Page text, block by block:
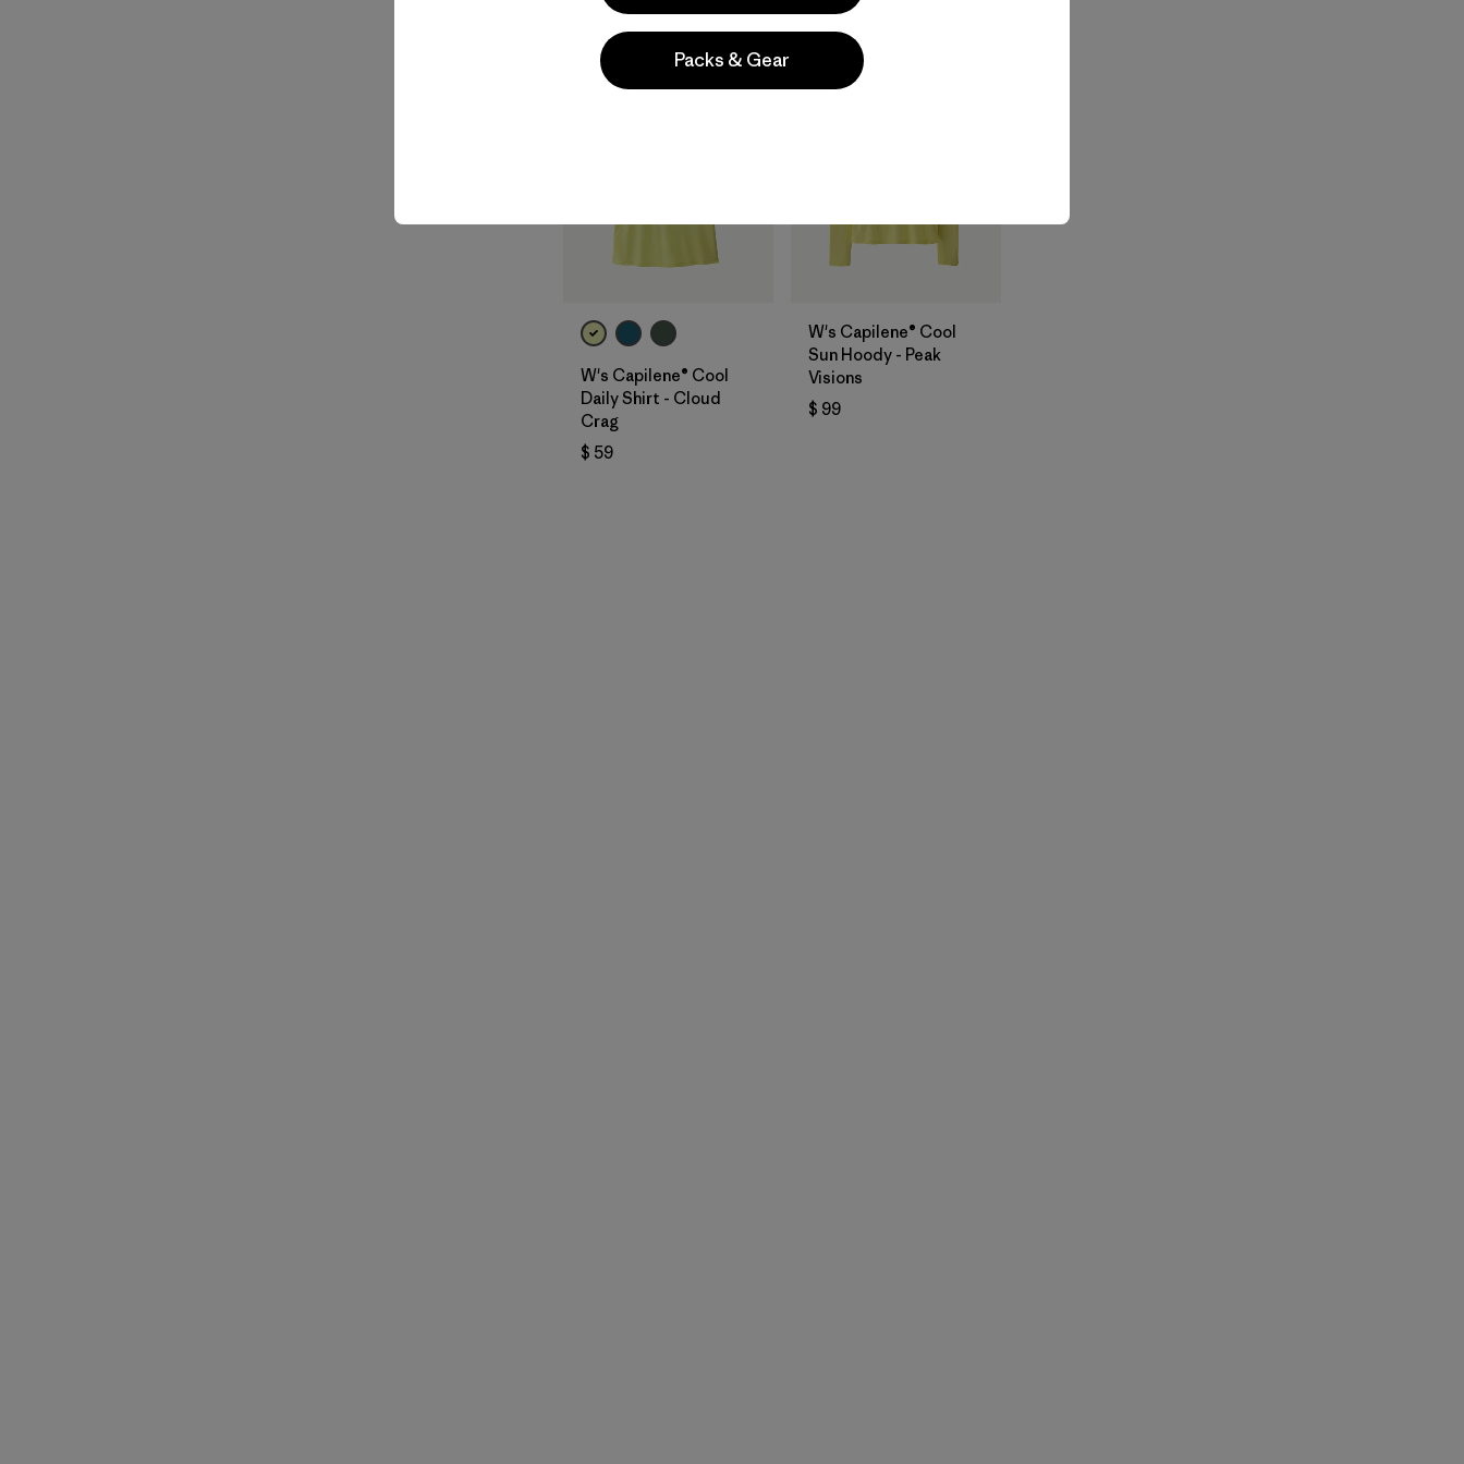
New
W's Capilene® Cool
Daily Shirt - Cloud
Crag
$ 59
W's Capilene® Cool
Sun Hoody - Peak
Visions
$ 99
Packs & Gear